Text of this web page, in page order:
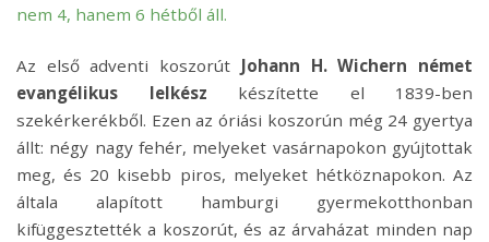
nem 4, hanem 6 hétből áll.
Az első adventi koszorút Johann H. Wichern német
evangélikus lelkész készítette el 1839-ben
szekérkerékből. Ezen az óriási koszorún még 24 gyertya
állt: négy nagy fehér, melyeket vasárnapokon gyújtottak
meg, és 20 kisebb piros, melyeket hétköznapokon. Az
általa alapított hamburgi gyermekotthonban
kifüggesztették a koszorút, és az árvaházat minden nap